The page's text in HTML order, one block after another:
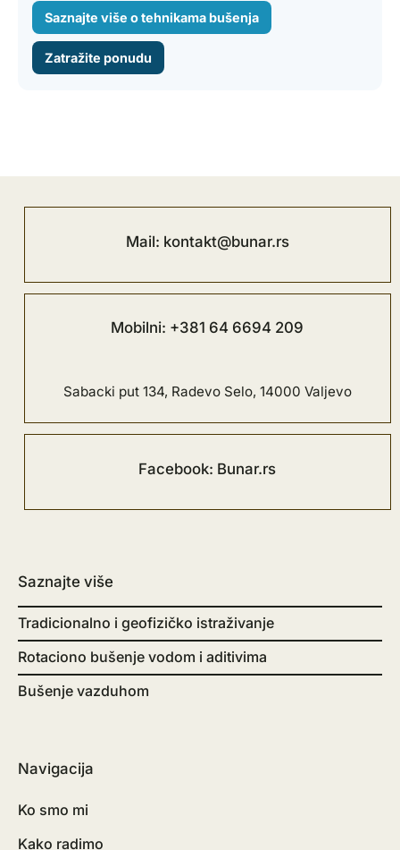
Saznajte više o tehnikama bušenja
Zatražite ponudu
Mail: kontakt@bunar.rs
Mobilni: +381 64 6694 209
Sabacki put 134, Radevo Selo, 14000 Valjevo
Facebook: Bunar.rs
Saznajte više
Tradicionalno i geofizičko istraživanje
Rotaciono bušenje vodom i aditivima
Bušenje vazduhom
Navigacija
Ko smo mi
Kako radimo